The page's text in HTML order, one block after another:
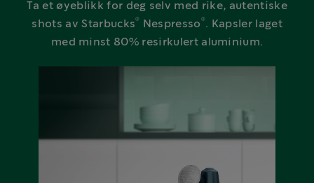
Ta et øyeblikk for deg selv med rike, autentiske
shots av Starbucks ® Nespresso ®. Kapsler laget
med minst 80% resirkulert aluminium.